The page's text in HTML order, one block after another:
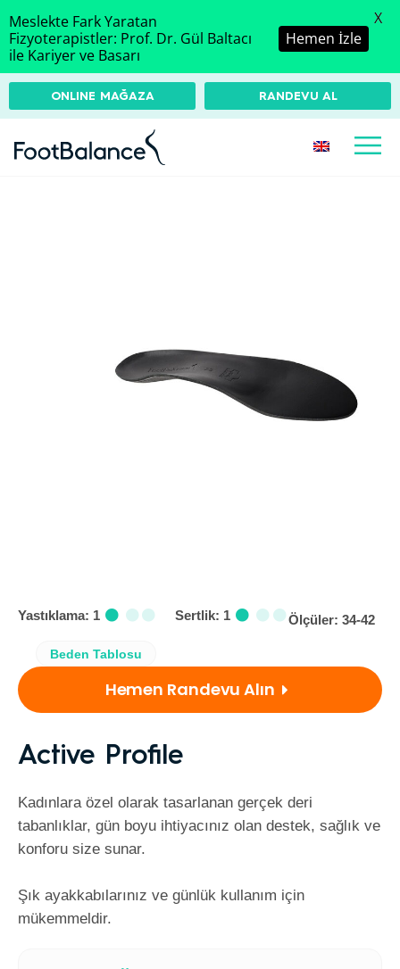
ONLINE MAĞAZA RANDEVU AL
Yastıklama: 1 Sertlik: 1 Ölçüler: 34-42
Beden Tablosu
Hemen Randevu Alın
Active Profile
Kadınlara özel olarak tasarlanan gerçek deri
tabanlıklar, gün boyu ihtiyacınız olan destek, sağlık ve
konforu size sunar.
Şık ayakkabılarınız ve günlük kullanım için
mükemmeldir.
Meslekte Fark Yaratan
Fizyoterapistler: Prof. Dr. Gül Baltacı
ile Kariyer ve Basarı
Hemen İzle
X